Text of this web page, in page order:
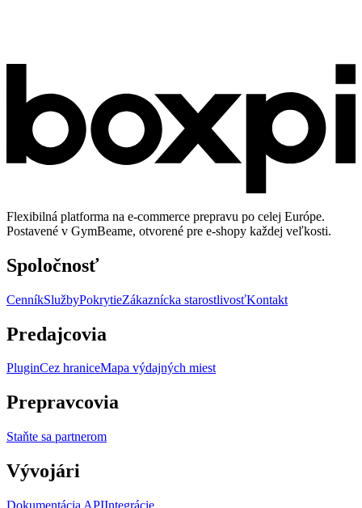
Flexibilná platforma na e-commerce prepravu po celej Európe.
Postavené v GymBeame, otvorené pre e-shopy každej veľkosti.
Spoločnosť
CenníkSlužbyPokrytieZákaznícka starostlivosťKontakt
Predajcovia
PluginCez hraniceMapa výdajných miest
Prepravcovia
Staňte sa partnerom
Vývojári
Dokumentácia APIIntegrácie